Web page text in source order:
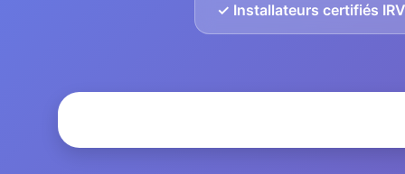
✓ Installateurs certifiés